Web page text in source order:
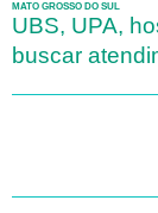
MATO GROSSO DO SUL
UBS, UPA,
buscar